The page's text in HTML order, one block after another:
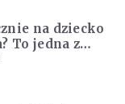
na dziecko
To jedna z
"Rozwój